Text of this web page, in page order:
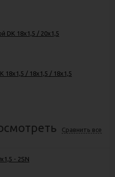
DK 18х1,5 / 20х1,5
18х1,5 / 18х1,5 / 18х1,5
Сравнить все
- 2SN